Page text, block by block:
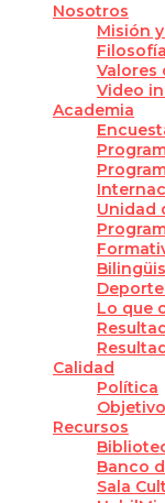
Nosotros
Misión
Valores
Video
Academia
Unidad
Lo que
Calidad
Política
Recursos
Banco
Sala